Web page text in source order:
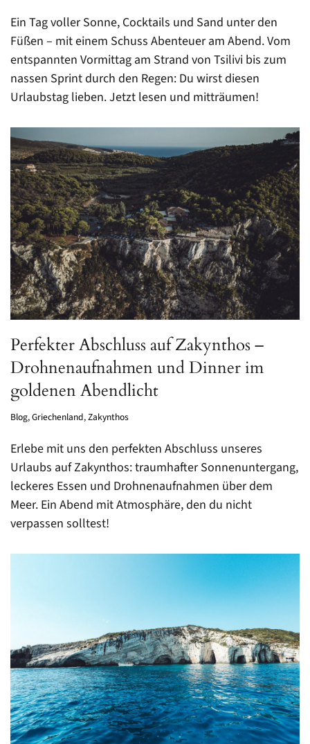
Ein Tag voller Sonne, Cocktails und Sand unter den
Füßen – mit einem Schuss Abenteuer am Abend. Vom
entspannten Vormittag am Strand von Tsilivi bis zum
nassen Sprint durch den Regen: Du wirst diesen
Urlaubstag lieben. Jetzt lesen und mitträumen!
Perfekter Abschluss auf Zakynthos –
Drohnenaufnahmen und Dinner im
goldenen Abendlicht
Blog,Griechenland,Zakynthos
Erlebe mit uns den perfekten Abschluss unseres
Urlaubs auf Zakynthos: traumhafter Sonnenuntergang,
leckeres Essen und Drohnenaufnahmen über dem
Meer. Ein Abend mit Atmosphäre, den du nicht
verpassen solltest!